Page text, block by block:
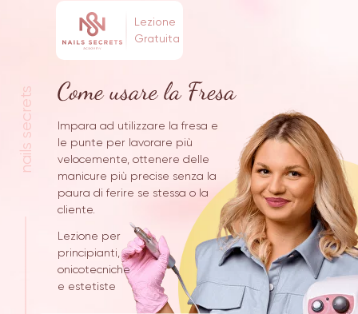
nails secrets
Impara ad utilizzare la fresa e
le punte per lavorare più
velocemente, ottenere delle
manicure più precise senza la
paura di ferire se stessa o la
cliente.
Lezione per
principianti,
onicotecniche
e estetiste
Lezione
Gratuita